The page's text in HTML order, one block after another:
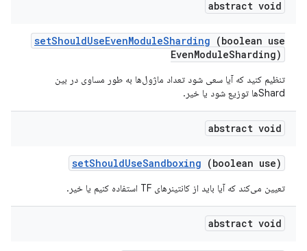
abstract void
setShouldUseEvenModuleSharding (boolean use
EvenModuleSharding)
تنظیم کنید که آیا سعی شود تعداد ماژول‌ها به طور مساوی در بین
Shardها توزیع شود یا خیر.
abstract void
setShouldUseSandboxing (boolean use)
تعیین می‌کند که آیا باید از کانتینرهای TF استفاده کنیم یا خیر.
abstract void